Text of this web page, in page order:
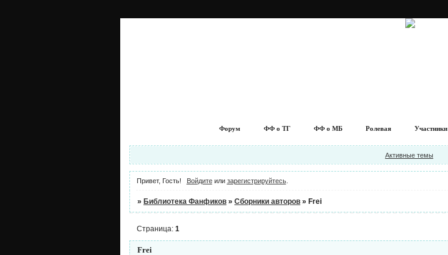
Форум ФФ о ТГ ФФ о МБ Ролевая Участники
Активные темы
Привет, Гость! Войдитеили зарегистрируйтесь.
» Библиотека Фанфиков »Сборники авторов » Frei
Frei
Страница:1